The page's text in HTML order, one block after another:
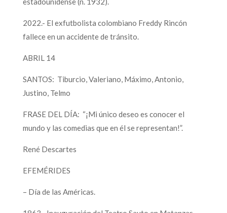
2022.- El exfutbolista colombiano Freddy Rincón
fallece en un accidente de tránsito.
ABRIL 14
SANTOS: Tiburcio, Valeriano, Máximo, Antonio,
Justino, Telmo
FRASE DEL DÍA: “¡Mi único deseo es conocer el
mundo y las comedias que en él se representan!”.
René Descartes
EFEMÉRIDES
– Día de las Américas.